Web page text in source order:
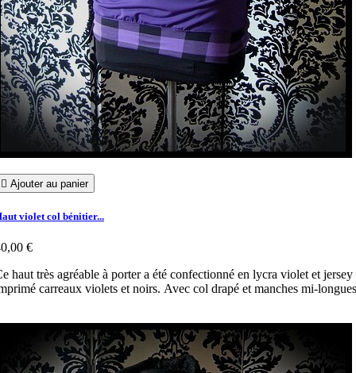
 Ajouter au panier
violet col bénitier...
€
haut très agréable à porter a été confectionné en lycra violet et jersey
carreaux violets et noirs. Avec col drapé et manches mi-